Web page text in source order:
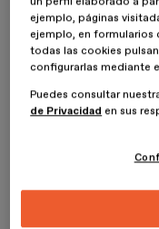
Su ventaja es notable
hay que trabajar sobre
un sistema de
unos movimientos
el balanceo de un
la que no es necesario
se usan son las
ejemplo, páginas
ejemplo, en formularios
todas las cookies
configurarlas mediante
Puedes consultar
de Privacidad en sus